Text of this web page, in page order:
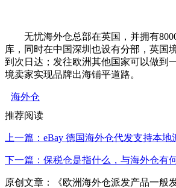
无忧海外仓总部在英国，并拥有
库，同时在中国深圳也设有分部，英国
到次日达；发往欧洲其他国家可以做到
境卖家实现品牌出海铺平道路。
海外仓
推荐阅读
上一篇：eBay 德国海外仓代发支持本地
下一篇：保税仓是指什么，与海外仓有
原创文章：《欧洲海外仓派发产品一般